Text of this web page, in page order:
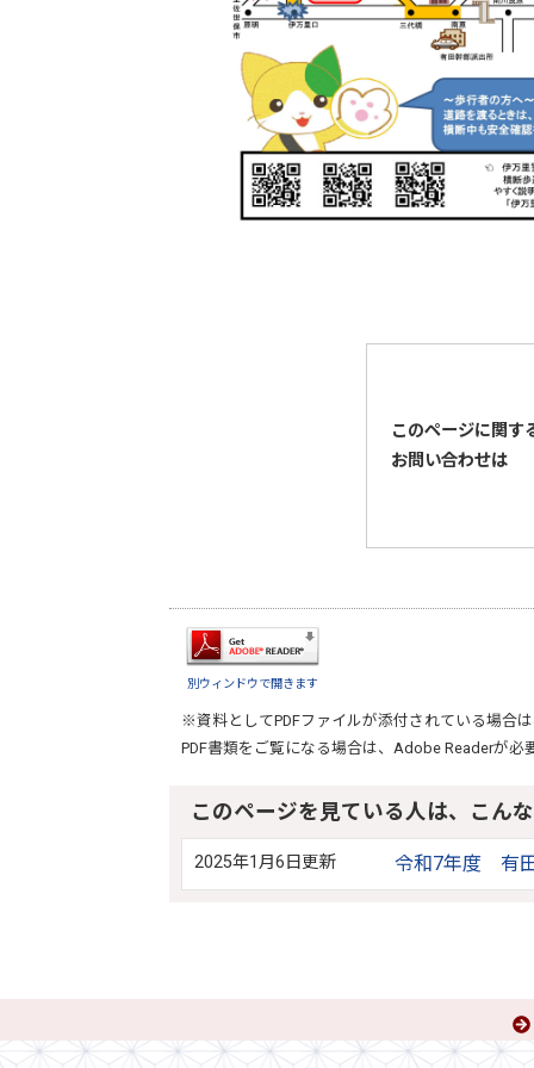
このページに関す
お問い合わせは
別ウィンドウで開きます
※資料としてPDFファイルが添付されている場合
PDF書類をご覧になる場合は、 Adobe Readerが必
このページを見ている人は、こん
2025年1月6日更新 令和7年度 有